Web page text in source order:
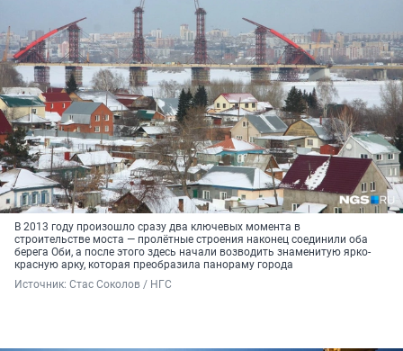
В 2013 году произошло сразу два ключевых момента в
строительстве моста — пролётные строения наконец соединили оба
берега Оби, а после этого здесь начали возводить знаменитую ярко-
красную арку, которая преобразила панораму города
Источник: Стас Соколов / НГС